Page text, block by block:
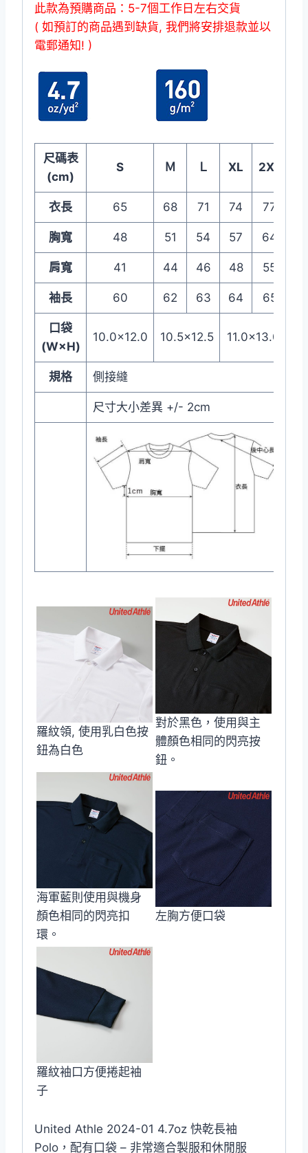
此款為預購商品：5-7個工作日左右交貨
( 如預訂的商品遇到缺貨, 我們將安排退款並以
電郵通知! )
尺碼表
(cm)
S Ｍ Ｌ XL 2XL
衣長 65 68 71 74 77
胸寬 48 51 54 57 64
肩寬 41 44 46 48 55
袖長 60 62 63 64 65
口袋
(W×H)
10.0×12.0 10.5×12.5 11.0×13.0
規格 側接縫
尺寸大小差異 +/- 2cm
羅紋領, 使用乳白色按
鈕為白色
對於黑色，使用與主
體顏色相同的閃亮按
鈕。
海軍藍則使用與機身
顏色相同的閃亮扣
環。
左胸方便口袋
羅紋袖口方便捲起袖
子
United Athle 2024-01 4.7oz 快乾長袖
Polo，配有口袋 – 非常適合製服和休閒服